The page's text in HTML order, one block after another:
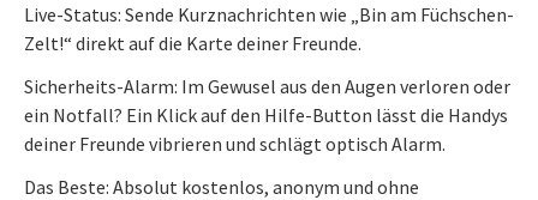
Live-Status: Sende Kurznachrichten wie „Bin am Füchschen-
Zelt!“ direkt auf die Karte deiner Freunde.
Sicherheits-Alarm: Im Gewusel aus den Augen verloren oder
ein Notfall? Ein Klick auf den Hilfe-Button lässt die Handys
deiner Freunde vibrieren und schlägt optisch Alarm.
Das Beste: Absolut kostenlos, anonym und ohne